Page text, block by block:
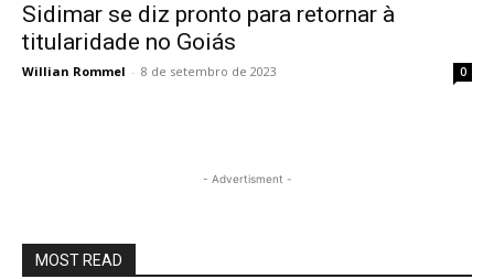
Sidimar se diz pronto para retornar à
titularidade no Goiás
Willian Rommel - 8 de setembro de 2023 0
- Advertisment -
MOST READ